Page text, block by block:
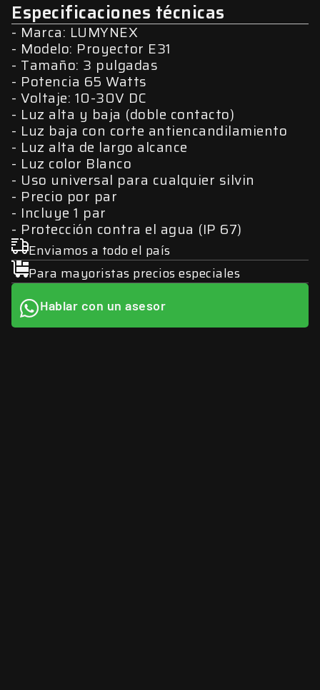
Especificaciones técnicas
Marca: LUMYNEX
Modelo: Proyector E31
Tamaño: 3 pulgadas
Potencia 65 Watts
Voltaje: 10-30V DC
Luz alta y baja (doble contacto)
Luz baja con corte antiencandilamiento
Luz alta de largo alcance
Luz color Blanco
Uso universal para cualquier silvin
Precio por par
Incluye 1 par
Protección contra el agua (IP 67)
Enviamos a todo el país
Para mayoristas precios especiales
Hablar con un asesor